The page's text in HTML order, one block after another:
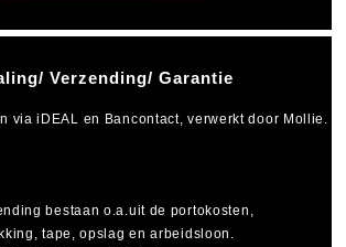
Verzending/ Garantie
viaiDEAL en Bancontact, verwerkt door Mollie.
bestaan o.a.uit de portokosten,
tape, opslag en arbeidsloon.